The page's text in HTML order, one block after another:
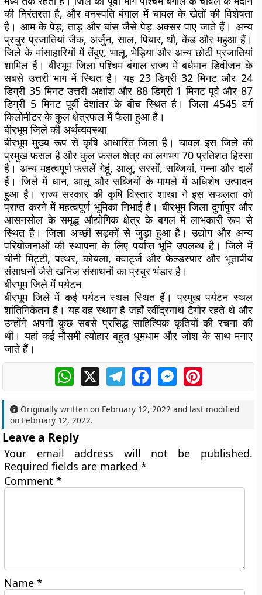
की निरंतरता है, और वनस्पति बंगाल में चावल के खेतों की विशेषता
है। आम के पेड़, ताड़ और बांस जैसे पेड़ अक्सर पाए जाते हैं। अन्य
प्रचुर प्रजातियां जैक, अर्जुन, साल, पियार, धौ, केंड और महुआ हैं।
जिले के मांसाहारियों में तेंदुए, भालू, भेड़िया और अन्य छोटी प्रजातियां
शामिल हैं। बीरभूम जिला पश्चिम बंगाल राज्य में बर्धमान डिवीजन के
सबसे उत्तरी भाग में स्थित है। यह 23 डिग्री 32 मिनट और 24
डिग्री 35 मिनट उत्तरी अक्षांश और 88 डिग्री 1 मिनट पूर्व और 87
डिग्री 5 मिनट पूर्वी देशांतर के बीच स्थित है। जिला 4545 वर्ग
किलोमीटर के कुल क्षेत्रफल में फैला हुआ है।
बीरभूम जिले की अर्थव्यवस्था
बीरभूम मुख्य रूप से कृषि आधारित जिला है। चावल इस जिले की
प्रमुख फसल है और कुल फसल क्षेत्र का लगभग 70 प्रतिशत हिस्सा
है। अन्य महत्वपूर्ण फसलें गेहूं, आलू, सरसों, सब्जियां, गन्ना और दालें
हैं। जिले में धान, आलू और सब्जियों के मामले में अधिशेष उत्पादन
हुआ है। राज्य सरकार की कृषि विस्तार शाखा ने इस सफलता को
प्राप्त करने में महत्वपूर्ण भूमिका निभाई है। बीरभूम जिला दुर्गापुर और
आसनसोल के समृद्ध औद्योगिक क्षेत्र के बगल में लाभकारी रूप से
स्थित है। जिला अच्छी सड़कों से जुड़ा हुआ है। उद्योग और अन्य
परियोजनाओं की स्थापना के लिए पर्याप्त भूमि उपलब्ध है। जिले में
चीनी मिट्टी, पत्थर, कोयला, क्वार्ट्ज और फेल्डस्पार और भूतापीय
संसाधनों जैसे खनिज संसाधनों का प्रचुर भंडार है।
बीरभूम जिले में पर्यटन
बीरभूम जिले में कई पर्यटन स्थल स्थित हैं। प्रमुख पर्यटन स्थल
शांतिनिकेतन है। यह वह स्थान है जहाँ रवींद्रनाथ टैगोर रहते थे और
उन्होंने अपनी कुछ सबसे प्रसिद्ध साहित्यिक कृतियों की रचना की
थी। यहां कई मौसमी त्योहार बहुत धूमधाम और जोश के साथ मनाए
जाते हैं।
WhatsApp
X TelegramFacebookMessengerPinterest
Originally written on February 12, 2022 and last modified
on February 12, 2022.
Leave a Reply
Your email address will not be published.
Required fields are marked*
Comment*
Name*